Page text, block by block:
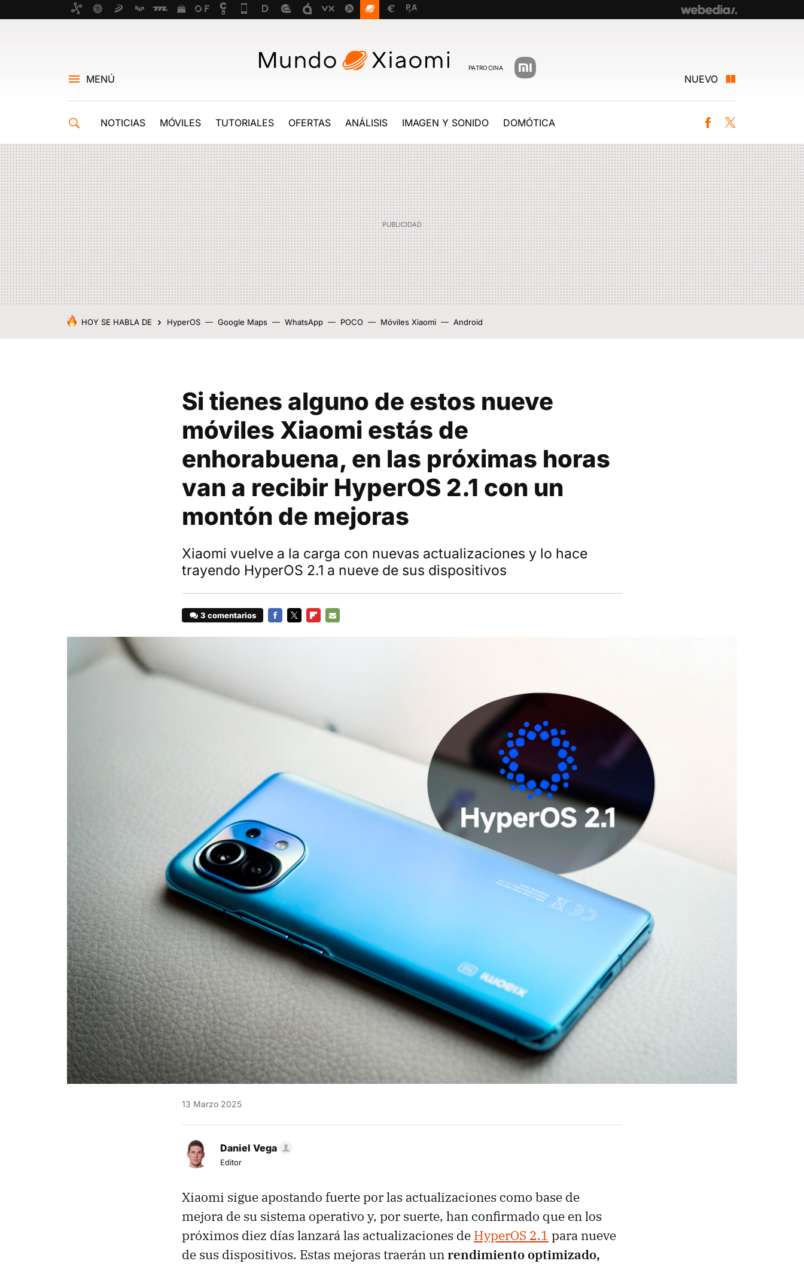
PATROCINA
MENÚ NUEVO
NOTICIAS MÓVILES TUTORIALES OFERTAS ANÁLISIS IMAGEN Y SONIDO DOMÓTICA Facebook
HOY SE HABLA DE HyperOS Google Maps WhatsApp POCO Móviles Xiaomi Android
Si tienes alguno de estos nueve
móviles Xiaomi estás de
enhorabuena, en las próximas horas
van a recibir HyperOS 2.1 con un
montón de mejoras
Xiaomi vuelve a la carga con nuevas actualizaciones y lo hace
trayendo HyperOS 2.1 a nueve de sus dispositivos
3 comentarios
13 Marzo 2025
Daniel Vega
Editor
Xiaomi sigue apostando fuerte por las actualizaciones como base de
mejora de su sistema operativo y, por suerte, han confirmado que en los
próximos diez días lanzará las actualizaciones de HyperOS 2.1 para nueve
de sus dispositivos. Estas mejoras traerán unrendimiento optimizado,